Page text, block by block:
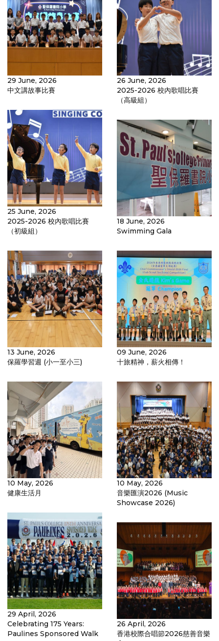
29 June, 2026
中文講故事比賽
26 June, 2026
2025-2026 校內歌唱比賽
（高級組）
25 June, 2026
2025-2026 校內歌唱比賽
（初級組）
18 June, 2026
Swimming Gala
13 June, 2026
保羅學習週 (小一至小三)
09 June, 2026
十旅精神，薪火相傳！
10 May, 2026
健康生活月
10 May, 2026
音樂匯演2026 (Music
Showcase 2026)
29 April, 2026
Celebrating 175 Years:
Paulines Sponsored Walk
26 April, 2026
香港校際合唱節2026慈善音樂